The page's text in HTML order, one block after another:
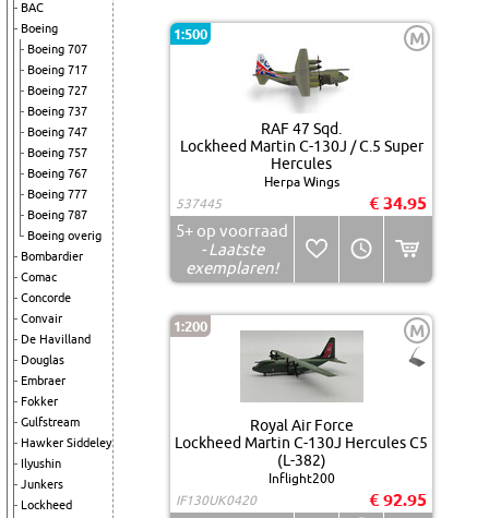
BAC
Boeing
Boeing 707
Boeing 717
Boeing 727
Boeing 737
Boeing 747
Boeing 757
Boeing 767
Boeing 777
Boeing 787
Boeing overig
Bombardier
Comac
Concorde
Convair
De Havilland
Douglas
Embraer
Fokker
Gulfstream
Hawker Siddeley
Ilyushin
Junkers
Lockheed
1:500 M
RAF 47 Sqd.
Lockheed Martin C-130J / C.5 Super
Hercules
Herpa Wings
537445
€ 34.95
5+ op voorraad
- Laatste
exemplaren!
1:200 M
Royal Air Force
Lockheed Martin C-130J Hercules C5
(L-382)
Inflight200
IF130UK0420
€ 92.95